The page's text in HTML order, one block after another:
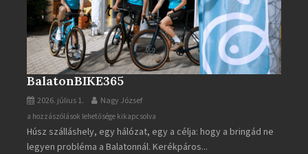
BalatonBIKE365
2026. július 1. Nagy József
BalatonBIKE365
bejegyzéshez
a hozzászólások lehetősége kikapcsolva
Húsz szálláshely, egy hálózat, egy a célja: hogy a bringád ne
legyen probléma a Balatonnál. Kerékpáros...